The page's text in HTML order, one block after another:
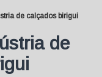
de calçados birigui
de